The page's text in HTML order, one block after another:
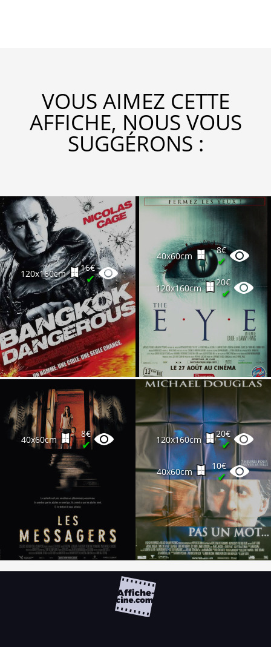
VOUS AIMEZ CETTE
AFFICHE, NOUS VOUS
SUGGÉRONS :
120x160cm
16€
✔
40x60cm
8€
✔
120x160cm
20€
✔
40x60cm
8€
✔ 120x160cm
20€
✔
40x60cm
10€
✔